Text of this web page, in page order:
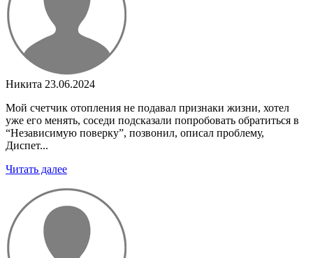
Никита 23.06.2024
Мой счетчик отопления не подавал признаки жизни, хотел
уже его менять, соседи подсказали попробовать обратиться в
“Независимую поверку”, позвонил, описал проблему,
Диспет...
Читать далее